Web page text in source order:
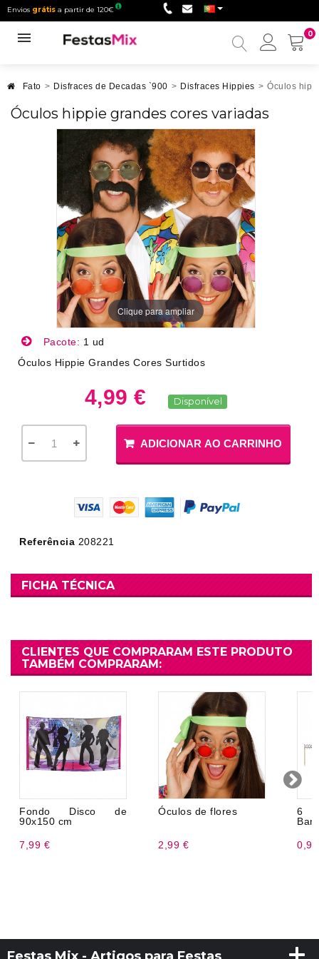
Envios grátis a partir de 120€
0
Minha
Fato > Disfraces de Decadas `900 > Disfraces Hippies > Óculos
Óculos hippie grandes cores variadas
Clique para ampliar
Pacote: 1 ud
Óculos Hippie Grandes Cores Surtidos
4,99 € Disponível
ADICIONAR AO CARRINHO
Referência 208221
FICHA TÉCNICA
CLIENTES QUE COMPRARAM ESTE PRODUTO
TAMBÉM COMPRARAM:
Fondo Disco de
90x150 cm
7,99 €
Óculos de flores
2,99 €
6